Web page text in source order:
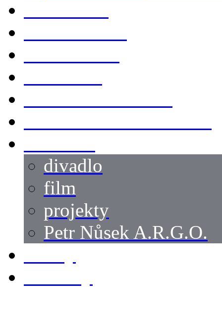
divadlo
film
projekty
Petr Nůsek A.R.G.O.